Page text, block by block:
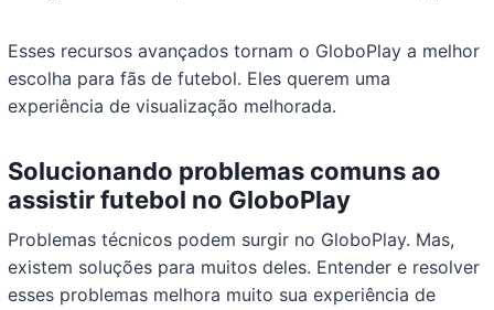
Esses recursos avançados tornam o GloboPlay a melhor
escolha para fãs de futebol. Eles querem uma
experiência de visualização melhorada.
Solucionando problemas comuns ao
assistir futebol no GloboPlay
Problemas técnicos podem surgir no GloboPlay. Mas,
existem soluções para muitos deles. Entender e resolver
esses problemas melhora muito sua experiência de